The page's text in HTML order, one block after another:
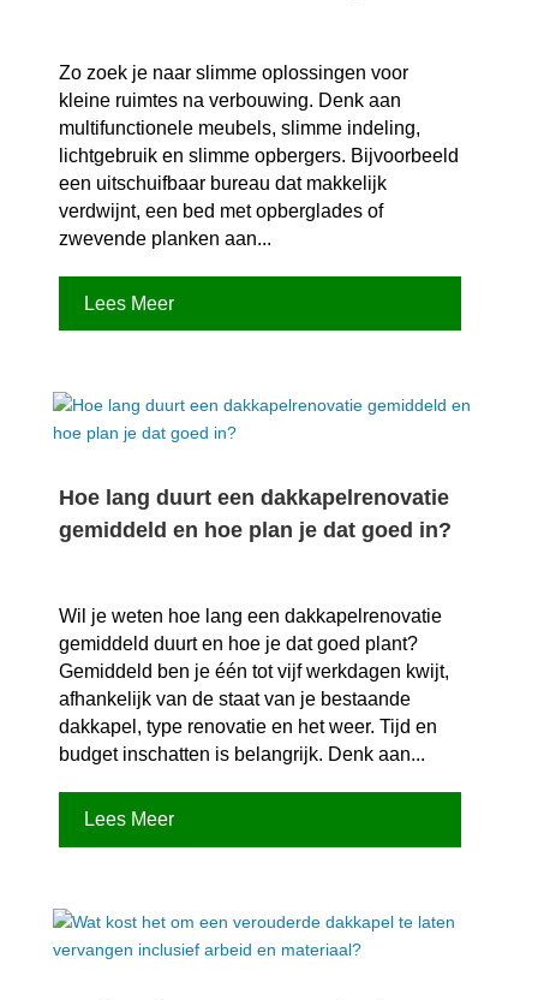
Zo zoek je naar slimme oplossingen voor
kleine ruimtes na verbouwing.​ Denk aan
multifunctionele meubels, slimme indeling,
lichtgebruik en slimme opbergers.​ Bijvoorbeeld
een uitschuifbaar bureau dat makkelijk
verdwijnt, een bed met opberglades of
zwevende planken aan...
Lees Meer
Hoe lang duurt een dakkapelrenovatie
gemiddeld en hoe plan je dat goed in?
Wil je weten hoe lang een dakkapelrenovatie
gemiddeld duurt en hoe je dat goed plant?
Gemiddeld ben je één tot vijf werkdagen kwijt,
afhankelijk van de staat van je bestaande
dakkapel, type renovatie en het weer.​ Tijd en
budget inschatten is belangrijk.​ Denk aan...
Lees Meer